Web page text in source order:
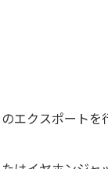
エクスポート